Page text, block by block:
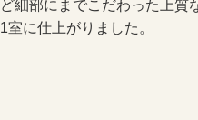
ど細部にまでこだわった上質
1室に仕上がりました。